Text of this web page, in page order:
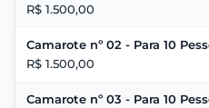
R$ 1.500,00
Camarote nº 02 - Para 10
R$ 1.500,00
Camarote nº 03 - Para 10